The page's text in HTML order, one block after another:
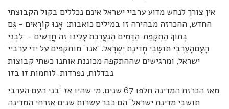
אין צורך לנחש מדוע ערביי ישראל אינם נכללים בקול הקבוצתי
החדש, ההכרזה מבהירה זו במילים כואבות: אָנוּ קוֹרְאִים – גַּם
בְּתוֹךְ הַתְקָפַת-הַדָּמִים הַנֶּעֱרֶכֶת עָלֵינוּ זֶה חֳדָשִׁים – לִבְנֵי
הָעָםהָעַרְבִי תּוֹשָׁבֵי מְדִינַת יִשְׂרָאֵל. “אנו” מותקפים על ידי ערביי
ישראל, ומרגישים שההתקפה מכוננת אותנו כשתי קבוצות
נבדלות, נפרדות, לוחמות זו בזו.
מאז הכרזת המדינה חלפו 67 שנים. מי שהיו אז “בני העם הערבי
תושבי מדינת ישראל” הם כבר עשרות שנים אזרחי המדינה